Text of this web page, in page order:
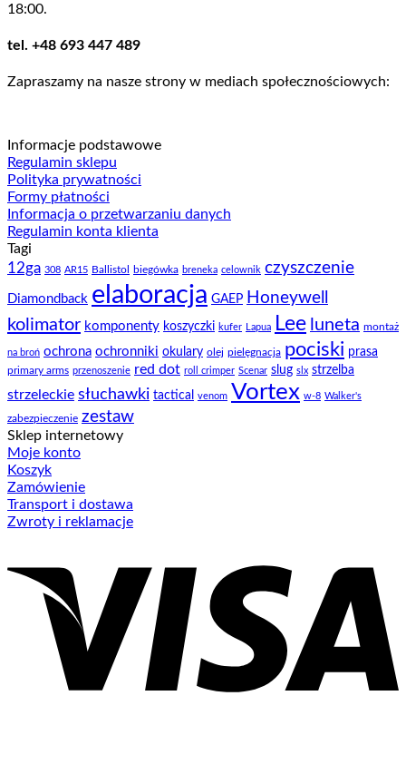
18:00.
tel. +48 693 447 489
Zapraszamy na nasze strony w mediach społecznościowych:
Informacje podstawowe
Regulamin sklepu
Polityka prywatności
Formy płatności
Informacja o przetwarzaniu danych
Regulamin konta klienta
Tagi
12ga 308 AR15 Ballistol biegówka breneka celownik czyszczenie
Diamondback elaboracja GAEP Honeywell
kolimator komponenty koszyczki kufer Lapua Lee luneta montaż
na broń ochrona ochronniki okulary olej pielęgnacja pociski prasa
primary arms przenoszenie red dot roll crimper Scenar slug slx strzelba
strzeleckie słuchawki tactical venom Vortex w-8 Walker's
zabezpieczenie zestaw
Sklep internetowy
Moje konto
Koszyk
Zamówienie
Transport i dostawa
Zwroty i reklamacje